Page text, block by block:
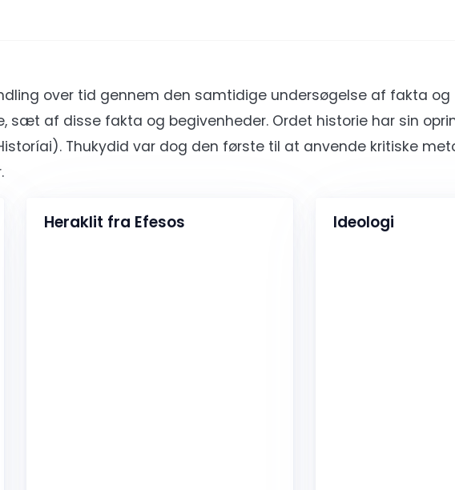
over tid gennem den samtidige undersøgelse af fakta og
sæt af disse fakta og begivenheder. Ordet historie har sin
Thukydid var dog den første til at anvende kritiske
Heraklit fra Efesos Ideologi